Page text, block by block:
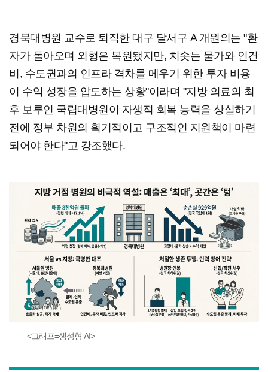
경북대병원 교수로 퇴직한 대구 달서구 A 개원의는 "환
자가 돌아오며 외형은 복원됐지만, 치솟는 물가와 인건
비, 수도권과의 인프라 격차를 메우기 위한 투자 비용
이 수익 성장을 압도하는 상황"이라며 "지방 의료의 최
후 보루인 국립대병원이 자생적 회복 능력을 상실하기
전에 정부 차원의 획기적이고 구조적인 지원책이 마련
되어야 한다"고 강조했다.
<그래프=생성형 AI>